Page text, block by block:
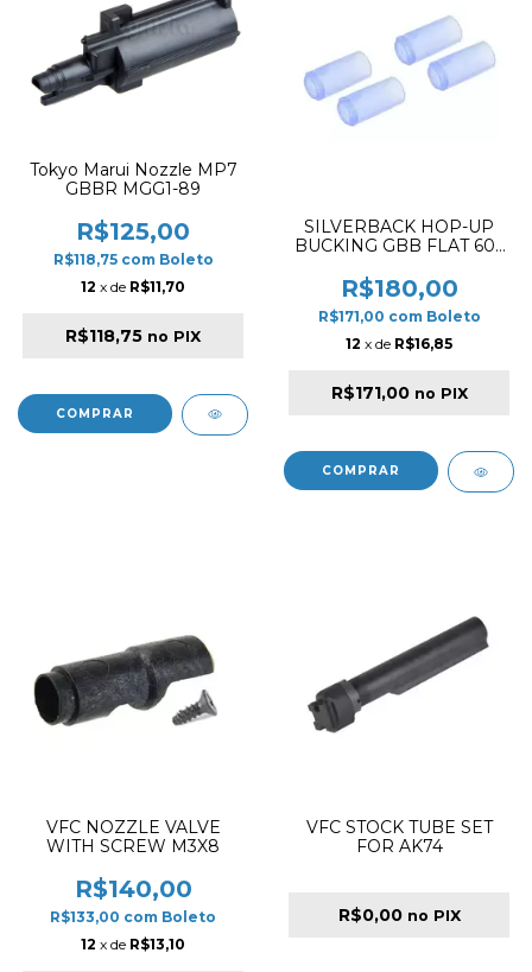
Tokyo Marui Nozzle MP7
GBBR MGG1-89
R$125,00
R$118,75 com Boleto
12 x de R$11,70
R$118,75 no PIX
SILVERBACK HOP-UP
BUCKING GBB FLAT 60°
R$180,00
R$171,00 com Boleto
12 x de R$16,85
R$171,00 no PIX
VFC NOZZLE VALVE
WITH SCREW M3X8
R$140,00
R$133,00 com Boleto
12 x de R$13,10
VFC STOCK TUBE SET
FOR AK74
R$0,00 no PIX